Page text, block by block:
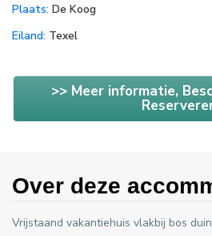
Plaats: De Koog
Eiland: Texel
>> Meer informatie,
Over deze
Vrijstaand vakantiehuis vlakbij bos